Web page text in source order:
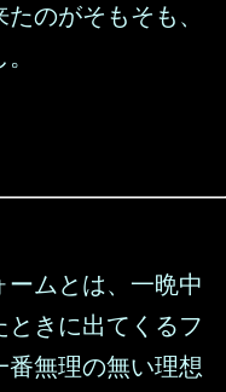
のがそもそも、
ムとは、一晩中
きに出てくるフ
番無理の無い理想